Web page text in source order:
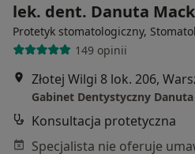
lek. dent. Danuta
Protetyk stomatologiczny,
149 opinii
Złotej Wilgi 8 lok. 206,
Gabinet Dentystyczny
Konsultacja protetyczna